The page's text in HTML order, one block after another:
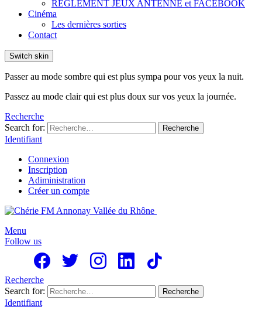
REGLEMENT JEUX ANTENNE et FACEBOOK
Cinéma
Les dernières sorties
Contact
Switch skin
Passer au mode sombre qui est plus sympa pour vos yeux la nuit.
Passez au mode clair qui est plus doux sur vos yeux la journée.
Recherche
Search for:
Recherche
Identifiant
Connexion
Inscription
Adiministration
Créer un compte
Menu
Follow us
Recherche
Search for:
Recherche
Identifiant